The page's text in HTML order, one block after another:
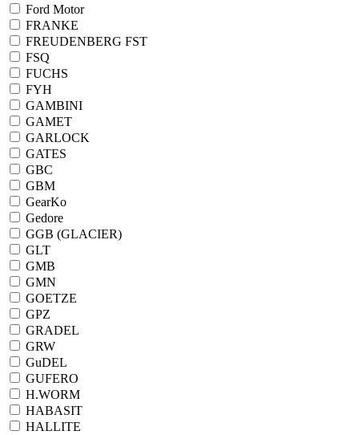
Ford Motor
FRANKE
FREUDENBERG FST
FSQ
FUCHS
FYH
GAMBINI
GAMET
GARLOCK
GATES
GBC
GBM
GearKo
Gedore
GGB (GLACIER)
GLT
GMB
GMN
GOETZE
GPZ
GRADEL
GRW
GuDEL
GUFERO
H.WORM
HABASIT
HALLITE